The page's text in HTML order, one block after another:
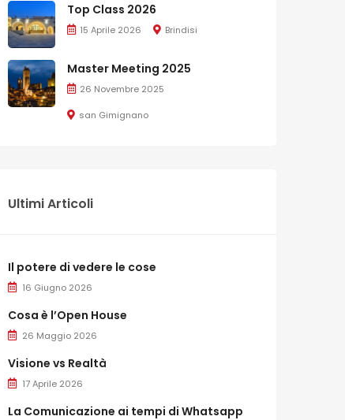
Top Class 2026
15 Aprile 2026 Brindisi
Master Meeting 2025
26 Novembre 2025
san Gimignano
Ultimi Articoli
Il potere di vedere le cose
16 Giugno 2026
Cosa è l’Open House
26 Maggio 2026
Visione vs Realtà
17 Aprile 2026
La Comunicazione ai tempi di Whatsapp